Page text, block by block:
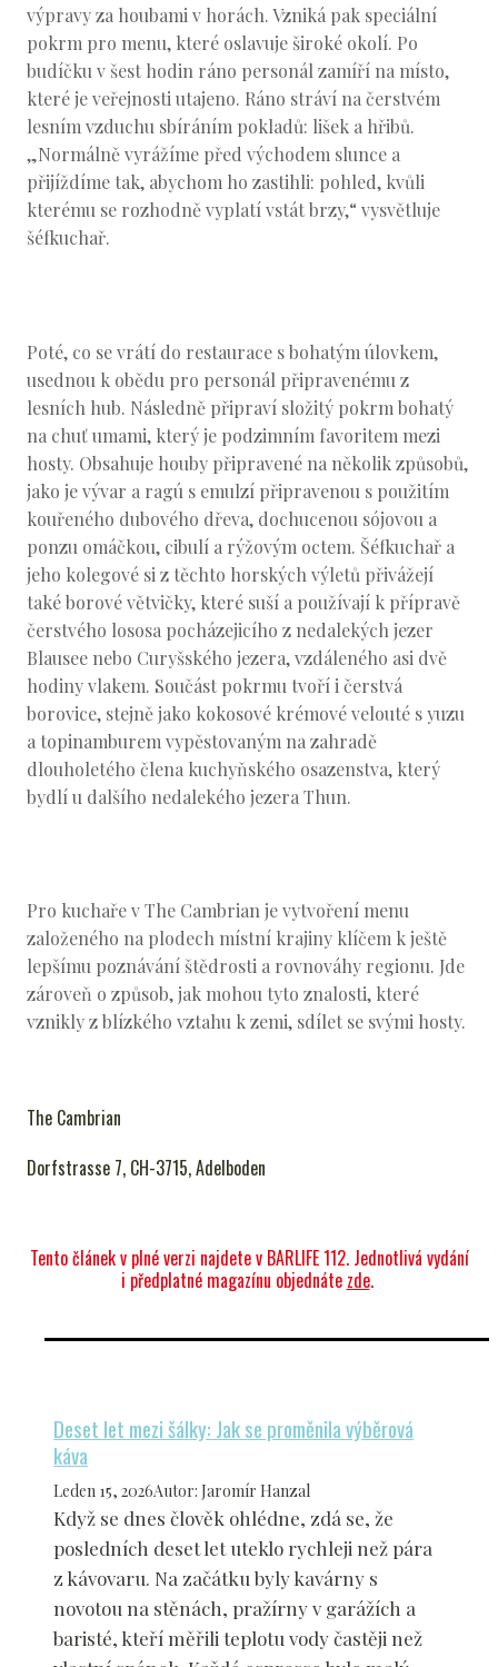
výpravy za houbami v horách. Vzniká pak speciální
pokrm pro menu, které oslavuje široké okolí. Po
budíčku v šest hodin ráno personál zamíří na místo,
které je veřejnosti utajeno. Ráno stráví na čerstvém
lesním vzduchu sbíráním pokladů: lišek a hřibů.
„Normálně vyrážíme před východem slunce a
přijíždíme tak, abychom ho zastihli: pohled, kvůli
kterému se rozhodně vyplatí vstát brzy,“ vysvětluje
šéfkuchař.
Poté, co se vrátí do restaurace s bohatým úlovkem,
usednou k obědu pro personál připravenému z
lesních hub. Následně připraví složitý pokrm bohatý
na chuť umami, který je podzimním favoritem mezi
hosty. Obsahuje houby připravené na několik způsobů,
jako je vývar a ragú s emulzí připravenou s použitím
kouřeného dubového dřeva, dochucenou sójovou a
ponzu omáčkou, cibulí a rýžovým octem. Šéfkuchař a
jeho kolegové si z těchto horských výletů přivážejí
také borové větvičky, které suší a používají k přípravě
čerstvého lososa pocházejicího z nedalekých jezer
Blausee nebo Curyšského jezera, vzdáleného asi dvě
hodiny vlakem. Součást pokrmu tvoří i čerstvá
borovice, stejně jako kokosové krémové velouté s yuzu
a topinamburem vypěstovaným na zahradě
dlouholetého člena kuchyňského osazenstva, který
bydlí u dalšího nedalekého jezera Thun.
Pro kuchaře v The Cambrian je vytvoření menu
založeného na plodech místní krajiny klíčem k ještě
lepšímu poznávání štědrosti a rovnováhy regionu. Jde
zároveň o způsob, jak mohou tyto znalosti, které
vznikly z blízkého vztahu k zemi, sdílet se svými hosty.
The Cambrian
Dorfstrasse 7, CH-3715, Adelboden
Tento článek v plné verzi najdete v BARLIFE 112. Jednotlivá vydání
i předplatné magazínu objednáte zde.
Deset let mezi šálky: Jak se proměnila výběrová
káva
Leden 15, 2026Autor: Jaromír Hanzal
Když se dnes člověk ohlédne, zdá se, že
posledních deset let uteklo rychleji než pára
z kávovaru. Na začátku byly kavárny s
novotou na stěnách, pražírny v garážích a
baristé, kteří měřili teplotu vody častěji než